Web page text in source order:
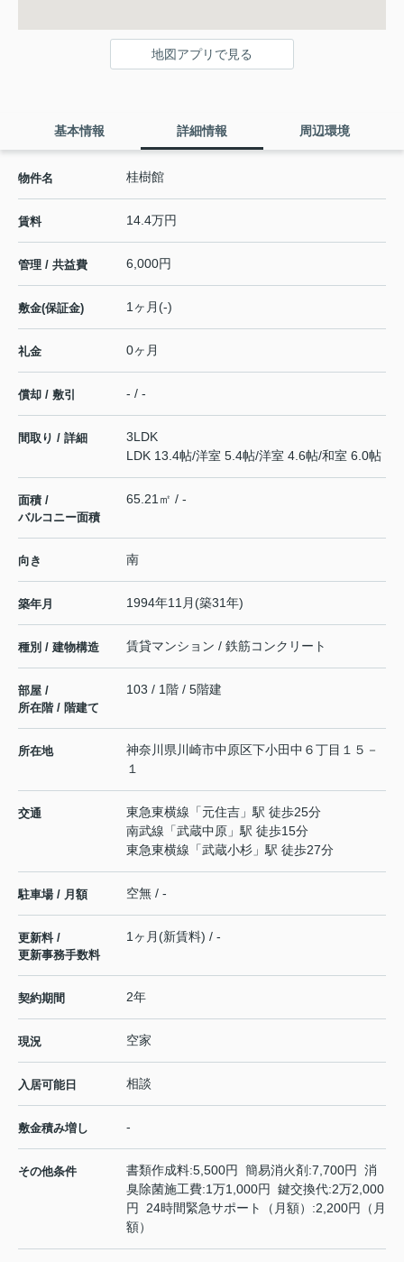
地図アプリで見る
基本情報 詳細情報 周辺環境
物件名 桂樹館
賃料 14.4万円
管理 / 共益費 6,000円
敷金(保証金) 1ヶ月(-)
礼金 0ヶ月
償却 / 敷引 - / -
間取り / 詳細
3LDK
LDK 13.4帖/洋室 5.4帖/洋室 4.6帖/和室 6.0帖
面積 /
バルコニー面積
65.21㎡ / -
向き 南
築年月 1994年11月(築31年)
種別 / 建物構造 賃貸マンション / 鉄筋コンクリート
部屋 /
所在階 / 階建て
103 / 1階 / 5階建
所在地 神奈川県 川崎市中原区下小田中 ６丁目１５－
１
交通 東急東横線 「元住吉 」駅 徒歩25分
南武線 「武蔵中原 」駅 徒歩15分
東急東横線 「武蔵小杉 」駅 徒歩27分
駐車場 / 月額 空無 / -
更新料 /
更新事務手数料
1ヶ月(新賃料) / -
契約期間 2年
現況 空家
入居可能日 相談
敷金積み増し -
その他条件
書類作成料:5,500円 簡易消火剤:7,700円 消
臭除菌施工費:1万1,000円 鍵交換代:2万2,000
円 24時間緊急サポート（月額）:2,200円（月
額）